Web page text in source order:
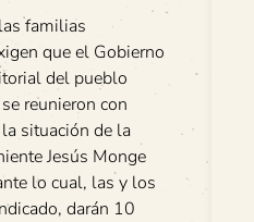
familias
que el Gobierno
del pueblo
reunieron con
situación de la
Jesús Monge
lo cual, las y los
darán 10